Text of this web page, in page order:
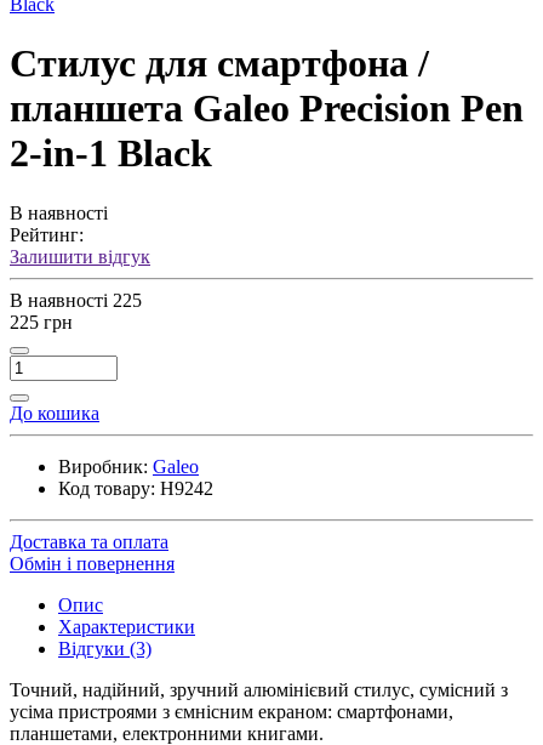
Стилус для смартфона /
планшета Galeo Precision Pen
2-in-1 Black
В наявності
Рейтинг:
Залишити відгук
В наявності 225
225 грн
До кошика
Виробник: Galeo
Код товару: H9242
Доставка та оплата
Обмін і повернення
Опис
Характеристики
Відгуки (3)
Точний, надійний, зручний алюмінієвий стилус, сумісний з
усіма пристроями з ємнісним екраном: смартфонами,
планшетами, електронними книгами.